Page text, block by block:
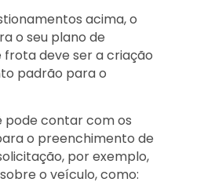
acima, o
o seu plano de
frota deve ser a criação
padrão para o
pode contar com os
o preenchimento de
por exemplo,
o veículo, como: